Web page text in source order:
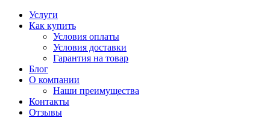
Услуги
Как купить
Условия оплаты
Условия доставки
Гарантия на товар
Блог
О компании
Наши преимущества
Контакты
Отзывы